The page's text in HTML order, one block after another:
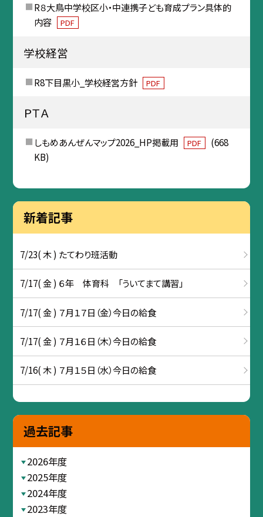
R８大鳥中学校区小・中連携子ども育成プラン具体的
内容
PDF
学校経営
R8下目黒小_学校経営方針 PDF
ＰＴＡ
しもめあんぜんマップ2026_HP掲載用 PDF
(668
KB)
新着記事
7/23( 木 ) たてわり班活動
7/17( 金 ) ６年 体育科 「ういてまて講習」
7/17( 金 ) ７月１７日（金）今日の給食
7/17( 金 ) ７月１６日（木）今日の給食
7/16( 木 ) ７月１５日（水）今日の給食
過去記事
2026年度
2025年度
2024年度
2023年度